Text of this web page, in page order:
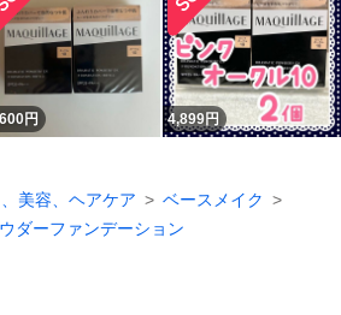
円 4,899円
美容、ヘアケア
ベースメイク
ダーファンデーション